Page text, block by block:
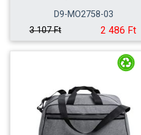
D9-MO2758-03
3 107 Ft
2 486 Ft